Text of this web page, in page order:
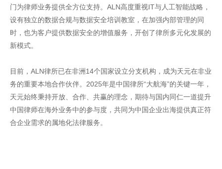
门为律师业务提供全方位支持。ALN高度重视IT与人工智能战略，
设有独立的数据合规与数据安全培训教室，在加强内部管理的同
时，也为客户提供数据安全的增值服务，开创了律所多元化发展的
新模式。
目前，ALN律所已在非洲14个国家设立分支机构，成为天元在非业
务的重要本地合作伙伴。2025年是中国律所“大航海”的关键一年，
天元始终秉持开放、合作、共赢的理念，期待与国内同仁一道提升
中国律师在海外业务中的参与度，共同为中国企业出海提供真正符
合企业需求的属地化法律服务。